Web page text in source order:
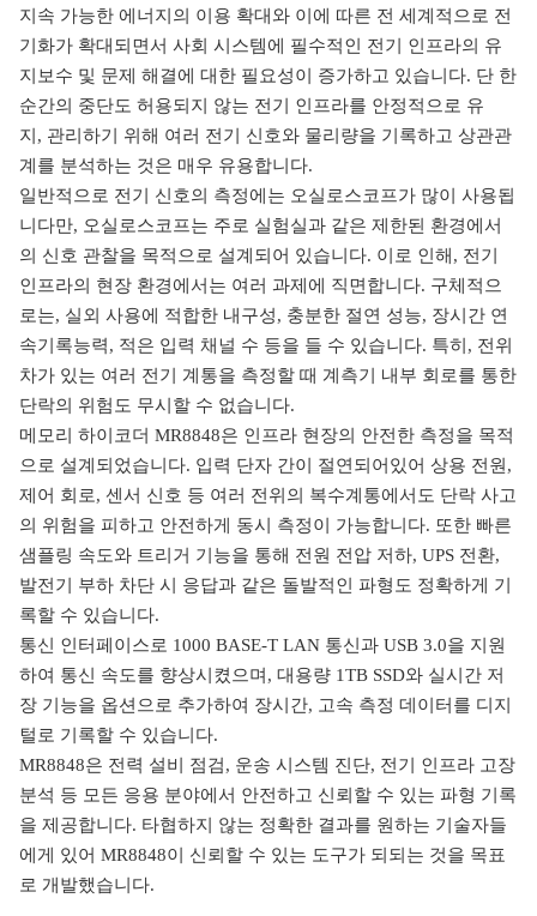
지속 가능한 에너지의 이용 확대와 이에 따른 전 세계적으로 전
기화가 확대되면서 사회 시스템에 필수적인 전기 인프라의 유
지보수 및 문제 해결에 대한 필요성이 증가하고 있습니다. 단 한
순간의 중단도 허용되지 않는 전기 인프라를 안정적으로 유
지 , 관리하기 위해 여러 전기 신호와 물리량을 기록하고 상관관
계를 분석하는 것은 매우 유용합니다.
일반적으로 전기 신호의 측정에는 오실로스코프가 많이 사용됩
니 다만, 오실로스코프는 주로 실험실과 같은 제한된 환경에서
의 신호 관찰을 목적으로 설계되어 있습니다. 이로 인해, 전기
인프라의 현장 환경에서는 여러 과제에 직면합니다. 구체적으
로는, 실외 사용에 적합한 내구성, 충분한 절연 성능, 장시간 연
속기록능력, 적은 입력 채널 수 등을 들 수 있습니 다. 특히 , 전위
차가 있는 여러 전기 계통을 측정할 때 계측기 내부 회로를 통한
단락의 위험도 무시할 수 없습니다.
메모리 하이코더 MR8848은 인프라 현장의 안전한 측정을 목적
으로 설계되었습니다. 입력 단자 간이 절연되어있어 상용 전원 ,
제어 회로, 센서 신호 등 여러 전위의 복수계통에서도 단락 사고
의 위험을 피하고 안전하게 동시 측정이 가능합니다. 또한 빠른
샘플링 속도와 트리거 기능을 통해 전원 전압 저하, UPS 전환,
발전기 부하 차단 시 응답과 같은 돌발적인 파형도 정확하게 기
록할 수 있습니다.
통신 인터페이스로 1000 BASE-T LAN 통신과 USB 3.0을 지원
하여 통신 속도를 향상시켰으며 ,대용량 1TB SSD와 실시간 저
장 기능을 옵션으로 추가하여 장시간, 고속 측정 데이터를 디지
털로 기록할 수 있습니다.
MR8848은 전력 설비 점검, 운송 시스템 진단, 전기 인프라 고장
분석 등 모든 응용 분야에서 안전하고 신뢰할 수 있는 파형 기록
을 제공합니다. 타협하지 않는 정확한 결과를 원하는 기술자들
에게
있어MR8848이 신뢰할 수 있는 도구가 되되는 것을 목표
로 개발했습니다.